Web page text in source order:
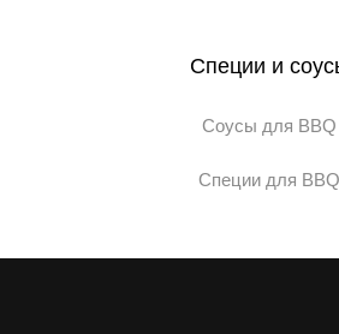
Специи и
Соусы для BBQ
Специи для BBQ